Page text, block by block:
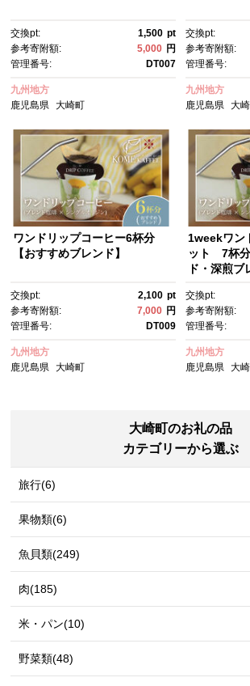
交換pt: 1,500 pt
参考寄附額:
5,000 円
管理番号:
DT007
九州地方
鹿児島県
大崎町
交換pt:
参考寄附額:
管理番号:
九州地方
鹿児島県 大
ワンドリップコーヒー6杯分
【おすすめブレンド】
交換pt: 2,100 pt
参考寄附額:
7,000 円
管理番号:
DT009
九州地方
鹿児島県
大崎町
1weekワン
ット 7杯
ド・深煎ブ
交換pt:
参考寄附額:
管理番号:
九州地方
鹿児島県 大
大崎町のお礼の品
カテゴリーから選ぶ
旅行(6)
果物類(6)
魚貝類(249)
肉(185)
米・パン(10)
野菜類(48)